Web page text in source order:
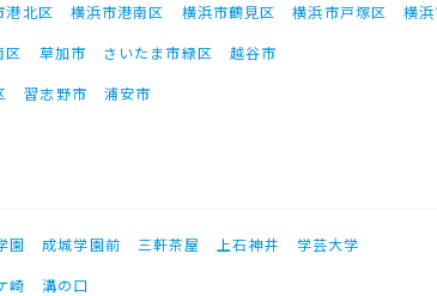
港北区 横浜市港南区 横浜市鶴見区 横浜市戸塚区
横
区 草加市 さいたま市緑区
越谷市
習志野市 浦安市
園 成城学園前 三軒茶屋 上石神井
学芸大学
崎
溝の口